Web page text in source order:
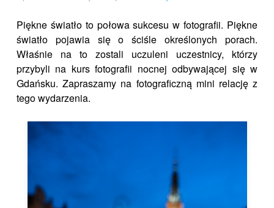
Piękne światło to połowa sukcesu w fotografii. Piękne
światło pojawia się o ściśle określonych porach.
Właśnie na to zostali uczuleni uczestnicy, którzy
przybyli na kurs fotografii nocnej odbywającej się w
Gdańsku. Zapraszamy na fotograficzną mini relację z
tego wydarzenia.